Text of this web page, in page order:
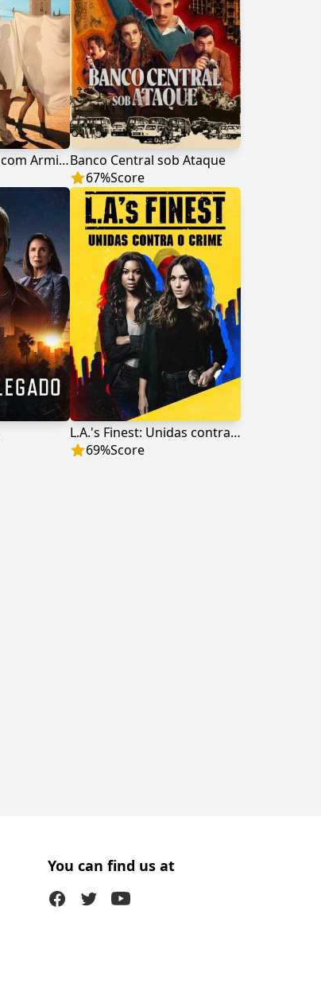
Berlim e a Dama com ArminhoBanco Central sob Ataque
67%Score
L.A.'s Finest: Unidas contra o Crime
69%Score
You can find us at
FacebookTwitter (X)Youtube